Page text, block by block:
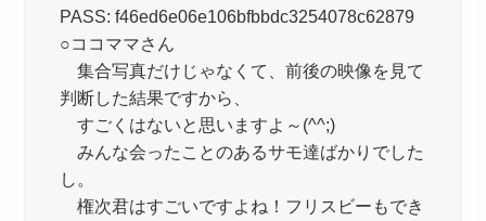
PASS: f46ed6e06e106bfbbdc3254078c62879
○ココママさん
集合写真だけじゃなくて、前後の映像を見て
判断した結果ですから、
すごくはないと思いますよ～(^^;)
みんな会ったことのあるサモ達ばかりでした
し。
権次君はすごいですよね！フリスビーもでき